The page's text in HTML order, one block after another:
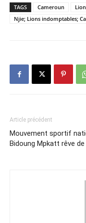
TAGS Cameroun
Njie; Lions indomptables;
Article précédent
Mouvement sportif
Bidoung Mpkatt rêve de